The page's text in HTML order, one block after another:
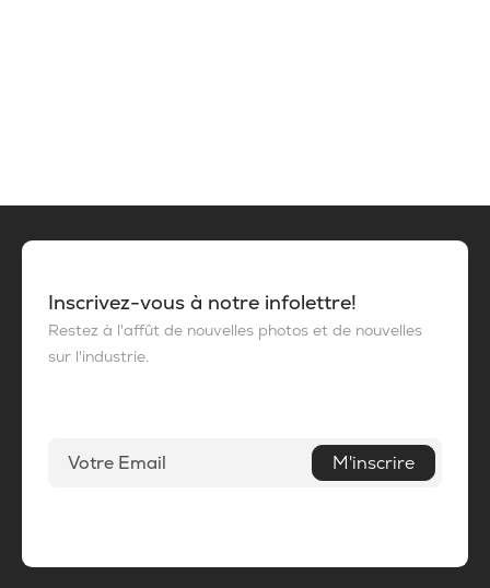
Inscrivez-vous à notre infolettre!
Restez à l'affût de nouvelles photos et de nouvelles
sur l'industrie.
M'inscrire